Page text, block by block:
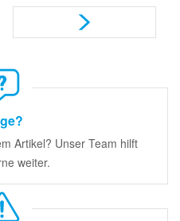
Artikel? Unser Team hilft
weiter.